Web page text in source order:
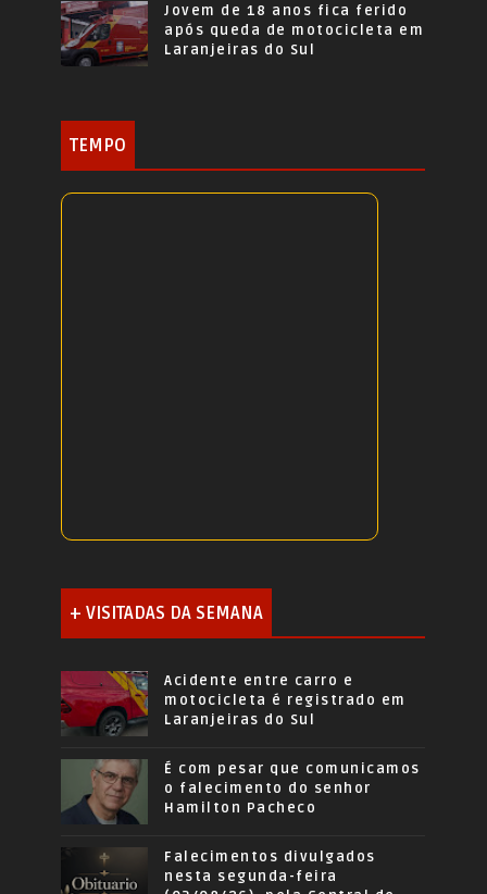
Jovem de 18 anos fica ferido
após queda de motocicleta em
Laranjeiras do Sul
TEMPO
+ VISITADAS DA SEMANA
Acidente entre carro e
motocicleta é registrado em
Laranjeiras do Sul
É com pesar que comunicamos
o falecimento do senhor
Hamilton Pacheco
Falecimentos divulgados
nesta segunda-feira